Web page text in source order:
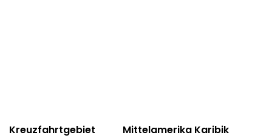
Kreuzfahrtgebiet Mittelamerika Karibik